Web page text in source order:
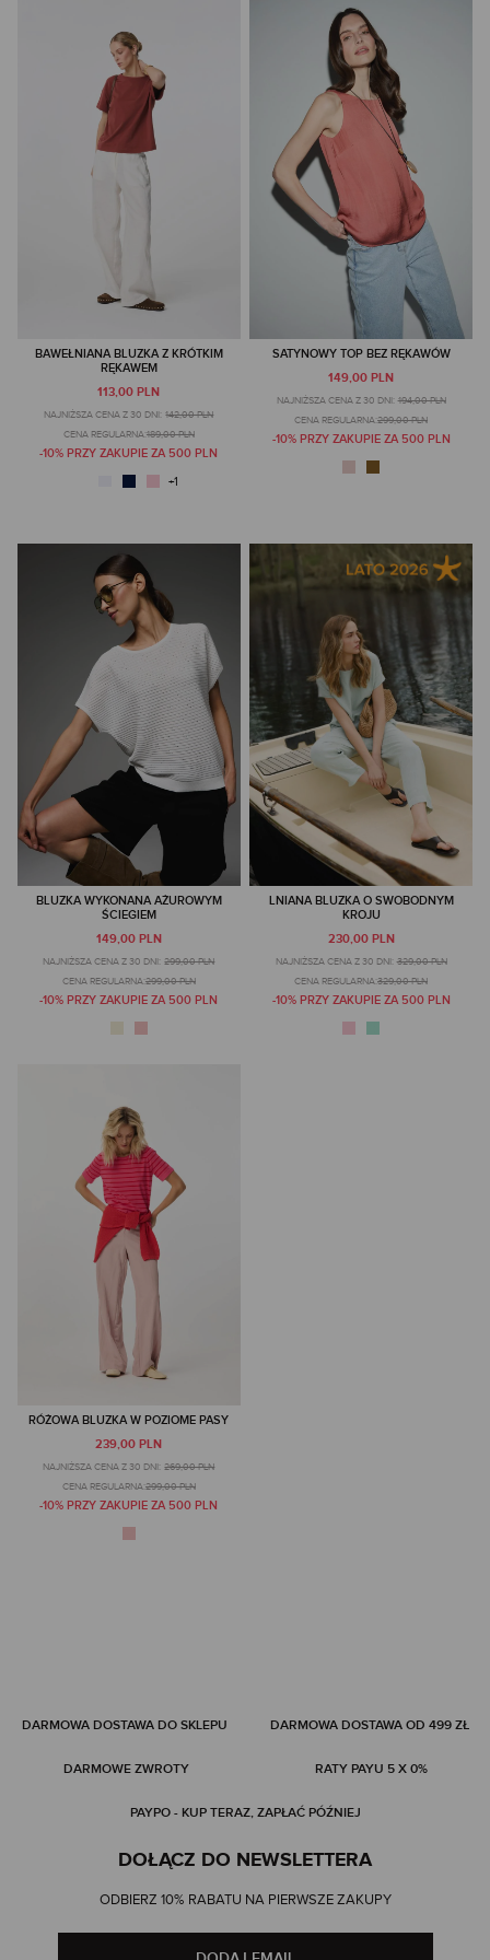
BAWEŁNIANA BLUZKA Z KRÓTKIM
RĘKAWEM
113,00 PLN
NAJNIŻSZA CENA Z 30 DNI: 142,00 PLN
CENA REGULARNA:189,00 PLN
-10% PRZY ZAKUPIE ZA 500 PLN
SATYNOWY TOP BEZ RĘKAWÓW
149,00 PLN
NAJNIŻSZA CENA Z 30 DNI: 194,00 PLN
CENA REGULARNA:299,00 PLN
-10% PRZY ZAKUPIE ZA 500 PLN
BLUZKA WYKONANA AŻUROWYM
ŚCIEGIEM
149,00 PLN
NAJNIŻSZA CENA Z 30 DNI: 299,00 PLN
CENA REGULARNA:299,00 PLN
-10% PRZY ZAKUPIE ZA 500 PLN
LNIANA BLUZKA O SWOBODNYM
KROJU
230,00 PLN
NAJNIŻSZA CENA Z 30 DNI: 329,00 PLN
CENA REGULARNA:329,00 PLN
-10% PRZY ZAKUPIE ZA 500 PLN
RÓŻOWA BLUZKA W POZIOME PASY
239,00 PLN
NAJNIŻSZA CENA Z 30 DNI: 269,00 PLN
CENA REGULARNA:299,00 PLN
-10% PRZY ZAKUPIE ZA 500 PLN
DARMOWA DOSTAWA DO SKLEPU DARMOWA DOSTAWA OD 499 ZŁ
DARMOWE ZWROTY RATY PAYU 5 X 0%
PAYPO - KUP TERAZ, ZAPŁAĆ PÓŹNIEJ
DOŁĄCZ DO NEWSLETTERA
ODBIERZ 10% RABATU NA PIERWSZE ZAKUPY